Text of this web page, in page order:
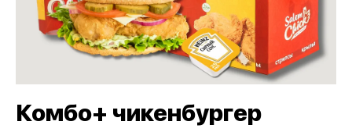
Комбо+ чикенбургер